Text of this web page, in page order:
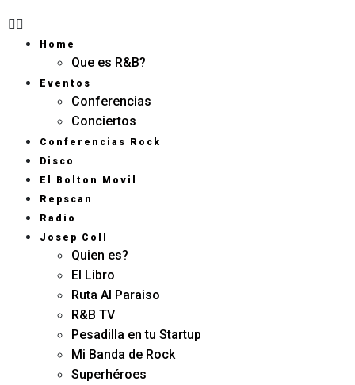
Home
Que es R&B?
Eventos
Conferencias
Conciertos
Conferencias Rock
Disco
El Bolton Movil
Repscan
Radio
Josep Coll
Quien es?
El Libro
Ruta Al Paraiso
R&B TV
Pesadilla en tu Startup
Mi Banda de Rock
Superhéroes